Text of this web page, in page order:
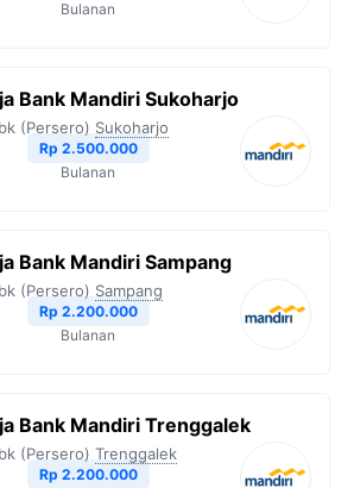
Bulanan
Bank Mandiri Sukoharjo
(Persero) Sukoharjo
Rp 2.500.000
Bulanan
Bank Mandiri Sampang
(Persero) Sampang
Rp 2.200.000
Bulanan
Bank Mandiri Trenggalek
(Persero) Trenggalek
Rp 2.200.000